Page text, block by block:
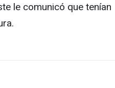
le comunicó que tenían